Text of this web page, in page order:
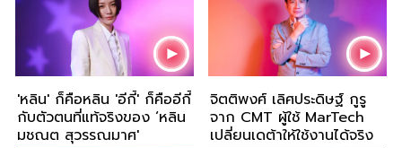
'หลิน' ก็คือหลิน 'อีกี้' ก็คืออีกี้
กับตัวตนที่แท้จริงของ ‘หลิน
มชณต สุวรรณมาศ'
จิตติพงศ์ เลิศประดิษฐ์ กูรู
จาก CMT ผู้ใช้ MarTech
เปลี่ยนเดต้าให้ใช้งานได้จริง